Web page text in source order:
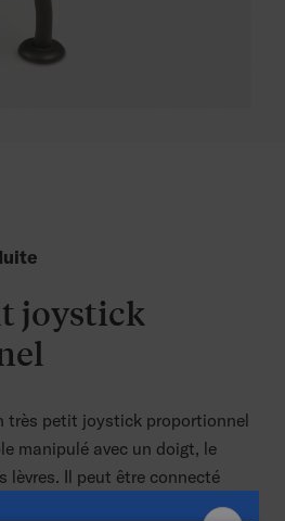
joystick
très petit joystick proportionnel
manipulé avec un doigt, le
lèvres. Il peut être connecté
électroniques du fauteuil